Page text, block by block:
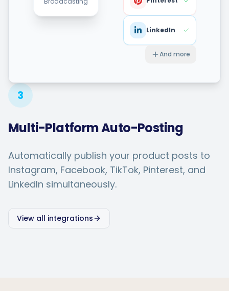
LinkedIn
And more
3
Multi-Platform Auto-Posting
Automatically publish your product posts to
Instagram, Facebook, TikTok, Pinterest, and
LinkedIn simultaneously.
View all integrations